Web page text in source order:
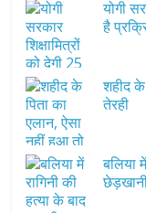
योगी
है
शहीद
तेरही
बलिया